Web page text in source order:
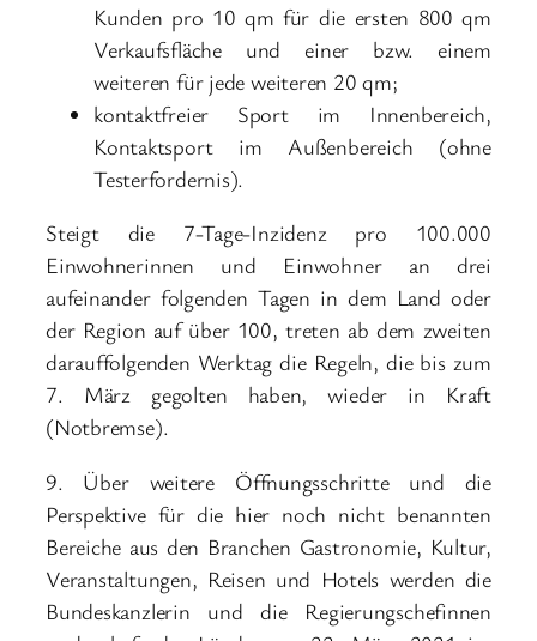
Kunden pro 10 qm für die ersten 800 qm
Verkaufsfläche und einer bzw. einem
weiteren für jede weiteren 20 qm;
kontaktfreier Sport im Innenbereich,
Kontaktsport im Außenbereich (ohne
Testerfordernis).
Steigt die 7-Tage-Inzidenz pro 100.000
Einwohnerinnen und Einwohner an drei
aufeinander folgenden Tagen in dem Land oder
der Region auf über 100, treten ab dem zweiten
darauffolgenden Werktag die Regeln, die bis zum
7. März gegolten haben, wieder in Kraft
(Notbremse).
9. Über weitere Öffnungsschritte und die
Perspektive für die hier noch nicht benannten
Bereiche aus den Branchen Gastronomie, Kultur,
Veranstaltungen, Reisen und Hotels werden die
Bundeskanzlerin und die Regierungschefinnen